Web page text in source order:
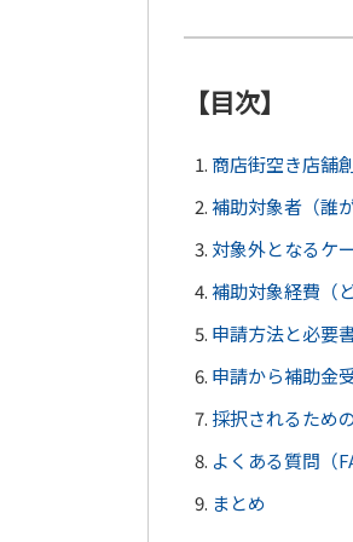
【目次】
商店街空き店舗
補助対象者（誰
対象外となるケ
補助対象経費（
申請方法と必要
申請から補助金
採択されるため
よくある質問（
まとめ